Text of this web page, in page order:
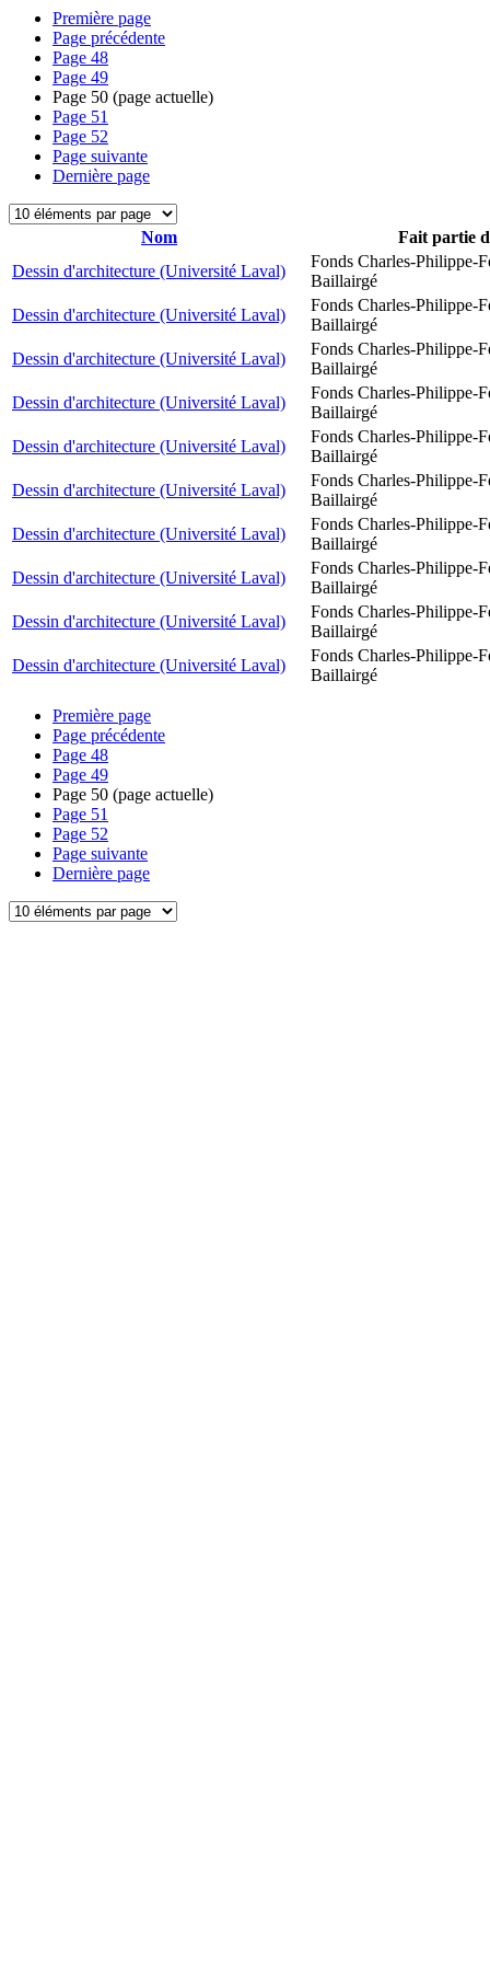
Première page
Page précédente
Page 48
Page 49
Page 50 (page actuelle)
Page 51
Page 52
Page suivante
Dernière page
Nom
Fait partie
Dessin d'architecture (Université Laval)
Fonds Charles-Philippe-
Baillairgé
Dessin d'architecture (Université Laval)
Fonds Charles-Philippe-
Baillairgé
Dessin d'architecture (Université Laval)
Fonds Charles-Philippe-
Baillairgé
Dessin d'architecture (Université Laval)
Fonds Charles-Philippe-
Baillairgé
Dessin d'architecture (Université Laval)
Fonds Charles-Philippe-
Baillairgé
Dessin d'architecture (Université Laval)
Fonds Charles-Philippe-
Baillairgé
Dessin d'architecture (Université Laval)
Fonds Charles-Philippe-
Baillairgé
Dessin d'architecture (Université Laval)
Fonds Charles-Philippe-
Baillairgé
Dessin d'architecture (Université Laval)
Fonds Charles-Philippe-
Baillairgé
Dessin d'architecture (Université Laval)
Fonds Charles-Philippe-
Baillairgé
Première page
Page précédente
Page 48
Page 49
Page 50 (page actuelle)
Page 51
Page 52
Page suivante
Dernière page